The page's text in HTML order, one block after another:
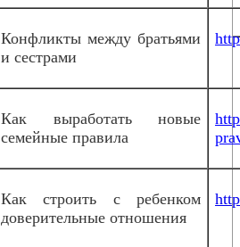
Конфликты между братьями
и сестрами
Как выработать новые
семейные правила
Как строить с ребенком
доверительные отношения